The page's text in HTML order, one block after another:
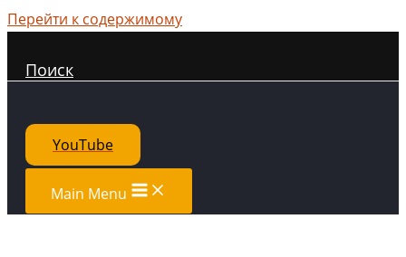
Перейти к содержимому
Поиск
YouTube
Main Menu